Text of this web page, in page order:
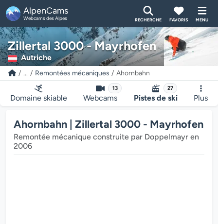
AlpenCams
Webcams des Alpes RECHERCHE FAVORIS MENU
Zillertal 3000 - Mayrhofen
Autriche
... Remontées mécaniques Ahornbahn
Domaine skiable
13
Webcams
27
Pistes de ski Plus
Ahornbahn | Zillertal 3000 - Mayrhofen
Remontée mécanique construite par Doppelmayr en
2006